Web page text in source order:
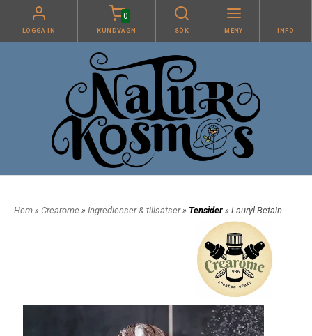
LOGGA IN
0
KUNDVAGN SÖK MENY INFO
Hem » Crearome » Ingredienser & tillsatser» Tensider » Lauryl Betain